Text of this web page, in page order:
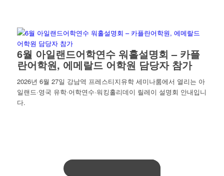
6월 아일랜드어학연수 워홀설명회 – 카플
란어학원, 에메랄드 어학원 담당자 참가
2026년 6월 27일 강남역 프레스티지유학 세미나룸에서 열리는 아
일랜드·영국 유학·어학연수·워킹홀리데이 릴레이 설명회 안내입니
다.